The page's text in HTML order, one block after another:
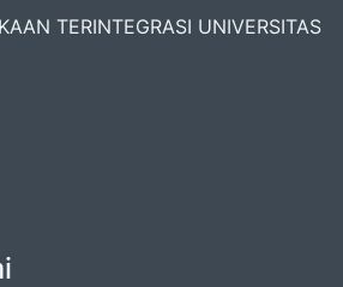
TERINTEGRASI UNIVERSITAS